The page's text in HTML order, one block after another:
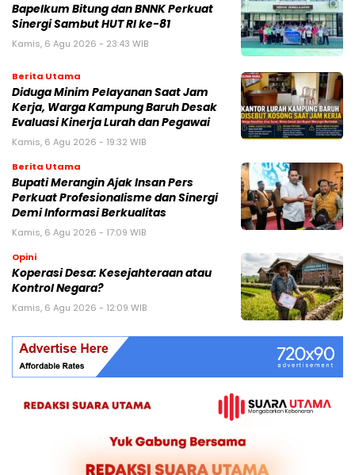
Bapelkum Bitung dan BNNK Perkuat
Sinergi Sambut HUT RI ke-81
Kamis, 6 Agu 2026 - 23:43 WIB
Berita Utama
Diduga Minim Pelayanan Saat Jam
Kerja, Warga Kampung Baruh Desak
Evaluasi Kinerja Lurah dan Pegawai
Kamis, 6 Agu 2026 - 19:32 WIB
Berita Utama
Bupati Merangin Ajak Insan Pers
Perkuat Profesionalisme dan Sinergi
Demi Informasi Berkualitas
Kamis, 6 Agu 2026 - 17:09 WIB
Opini
Koperasi Desa: Kesejahteraan atau
Kontrol Negara?
Kamis, 6 Agu 2026 - 12:09 WIB